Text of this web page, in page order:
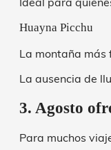
Huayna Picchu
La montaña más
La ausencia de
3. Agosto
Para muchos